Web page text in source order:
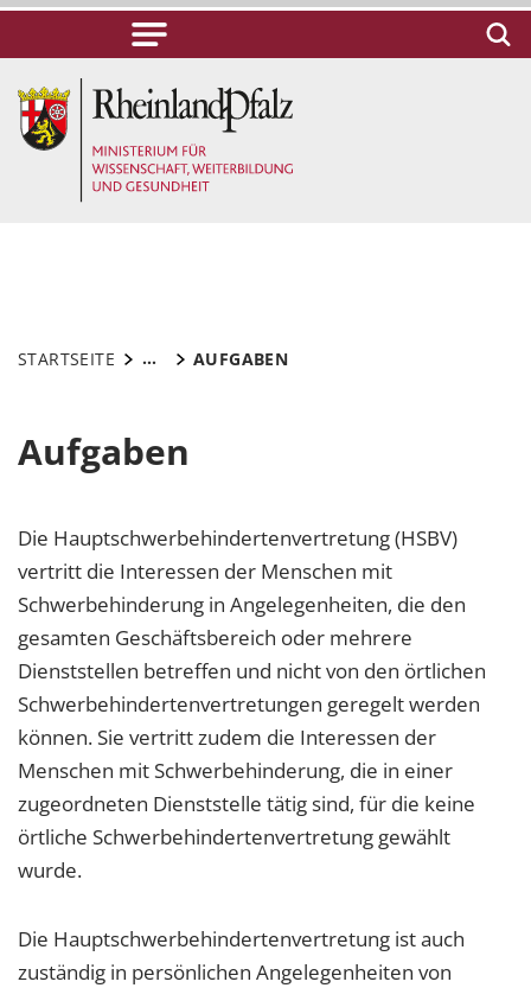
STARTSEITE ... AUFGABEN
Aufgaben
Die Hauptschwerbehindertenvertretung (HSBV)
vertritt die Interessen der Menschen mit
Schwerbehinderung in Angelegenheiten, die den
gesamten Geschäftsbereich oder mehrere
Dienststellen betreffen und nicht von den örtlichen
Schwerbehindertenvertretungen geregelt werden
können. Sie vertritt zudem die Interessen der
Menschen mit Schwerbehinderung, die in einer
zugeordneten Dienststelle tätig sind, für die keine
örtliche Schwerbehindertenvertretung gewählt
wurde.
Die Hauptschwerbehindertenvertretung ist auch
zuständig in persönlichen Angelegenheiten von